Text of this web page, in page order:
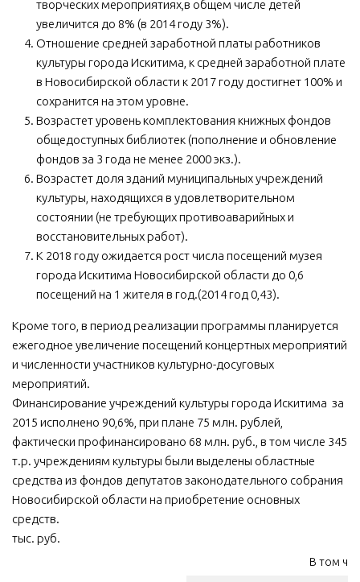
творческих мероприятиях,в общем числе детей
увеличится до 8% (в 2014 году 3%).
Отношение средней заработной платы работников
культуры города Искитима, к средней заработной плате
в Новосибирской области к 2017 году достигнет 100% и
сохранится на этом уровне.
Возрастет уровень комплектования книжных фондов
общедоступных библиотек (пополнение и обновление
фондов за 3 года не менее 2000 экз.).
Возрастет доля зданий муниципальных учреждений
культуры, находящихся в удовлетворительном
состоянии (не требующих противоаварийных и
восстановительных работ).
К 2018 году ожидается рост числа посещений музея
города Искитима Новосибирской области до 0,6
посещений на 1 жителя в год.(2014 год 0,43).
Кроме того, в период реализации программы планируется
ежегодное увеличение посещений концертных мероприятий
и численности участников культурно-досуговых
мероприятий.
Финансирование учреждений культуры города Искитима за
2015 исполнено 90,6%, при плане 75 млн. рублей,
фактически профинансировано 68 млн. руб., в том числе 345
т.р. учреждениям культуры были выделены областные
средства из фондов депутатов законодательного собрания
Новосибирской области на приобретение основных
средств.
тыс. руб.
В том